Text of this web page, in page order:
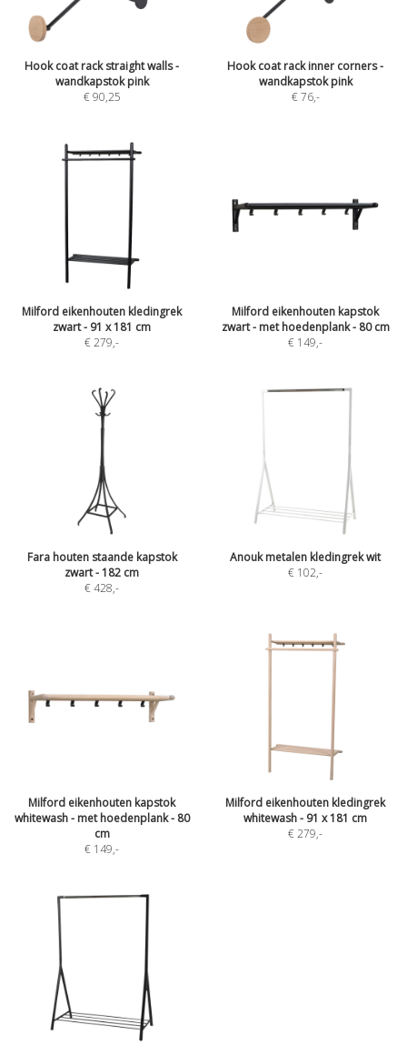
Hook coat rack straight walls -
wandkapstok pink
€ 90,25
Hook coat rack inner corners -
wandkapstok pink
€ 76,-
Milford eikenhouten kledingrek
zwart - 91 x 181 cm
€ 279,-
Milford eikenhouten kapstok
zwart - met hoedenplank - 80 cm
€ 149,-
Fara houten staande kapstok
zwart - 182 cm
€ 428,-
Anouk metalen kledingrek wit
€ 102,-
Milford eikenhouten kapstok
whitewash - met hoedenplank - 80
cm
€ 149,-
Milford eikenhouten kledingrek
whitewash - 91 x 181 cm
€ 279,-